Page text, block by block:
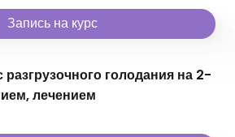
Запись на курс
разгрузочного голодания на 2-
лечением